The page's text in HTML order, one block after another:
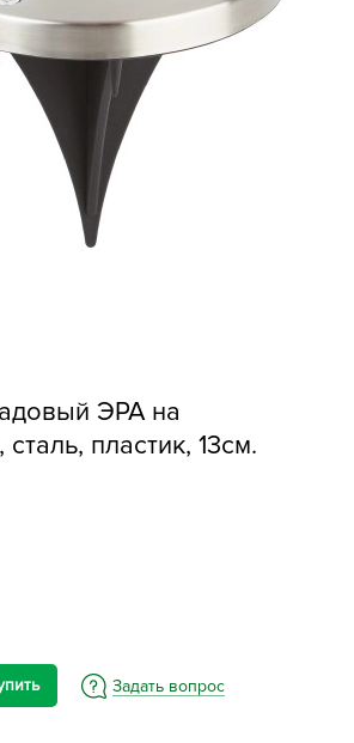
ЭРА на
пластик, 13см.
Задать вопрос